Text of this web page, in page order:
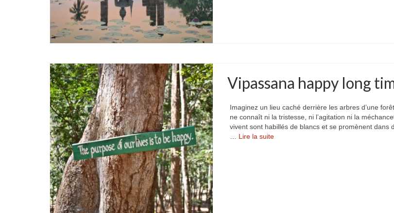
Vipassana happy long
Imaginez un lieu caché derrière les arbres d’une
ne connaît ni la tristesse, ni l’agitation ni la
vivent sont habillés de blancs et se promènent dans
Lire la suite­­